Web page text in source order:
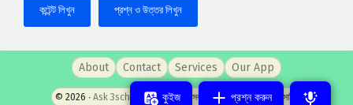
কন্টেন্ট লিখুন প্রশ্ন ও উত্তর লিখুন
About Contact Services Our App
© 2026 ‧ Ask 3schools- পশ্চিমবঙ্গের সবচেয়ে জনপ্রিয় প্রশ্নোত্তর সাইট
কুইজ প্রশ্ন করুন